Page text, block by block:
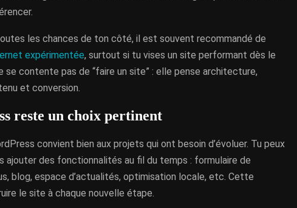
les chances de ton côté, il est souvent recommandé de
expérimentée, surtout si tu vises un site performant dès le
se contente pas de “faire un site” : elle pense architecture,
et conversion.
reste un choix pertinent
convient bien aux projets qui ont besoin d’évoluer. Tu peux
ajouter des fonctionnalités au fil du temps : formulaire de
blog, espace d’actualités, optimisation locale, etc. Cette
le site à chaque nouvelle étape.